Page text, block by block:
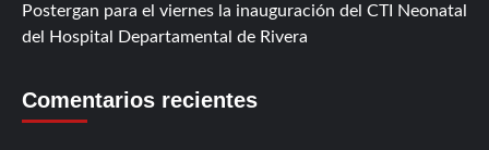
Postergan para el viernes la inauguración del CTI Neonatal
del Hospital Departamental de Rivera
Comentarios recientes